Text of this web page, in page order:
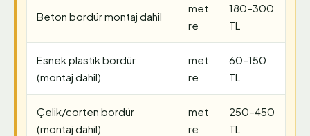
Beton bordür montaj dahil
met
re
180–300
TL
Esnek plastik bordür
(montaj dahil)
met
re
60–150
TL
Çelik/corten bordür
(montaj dahil)
met
re
250–450
TL